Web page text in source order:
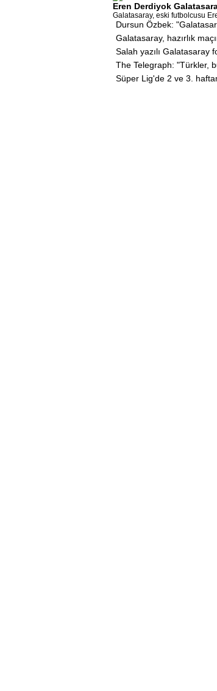
Eren Derdiyok
Galatasaray, eski futbolcusu
Dursun Özbek:
Galatasaray, hazırlık
Salah yazılı Galatasaray
The Telegraph: "Türkler,
Süper Lig'de 2 ve 3.